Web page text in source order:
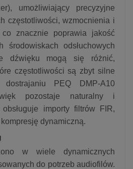
umożliwiający precyzyjne
częstotliwości, wzmocnienia i
co znacznie poprawia jakość
środowiskach odsłuchowych
dźwięku mogą się różnić,
częstotliwości są zbyt silne
PEQ DMP-A10
pozostaje naturalny i
importy filtrów FIR,
dynamiczną.
w wiele dynamicznych
do potrzeb audiofilów.